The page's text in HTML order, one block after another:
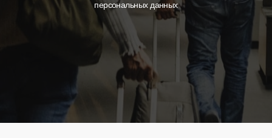
персональных данных